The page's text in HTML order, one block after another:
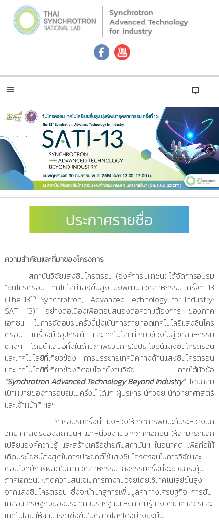
ความสำคัญและที่มาของโครงการ
สถาบันวิจัยแสงซินโครตรอน (องค์การมหาชน) ได้จัดการอบรม
“ซินโครตรอน เทคโนโลยีแสงขั้นสูง มุ่งพัฒนาอุตสาหกรรม ครั้งที่ 13
(The 13th Synchrotron, Advanced Technology for Industry:
SATI 13)” อย่างต่อเนื่องเพื่อตอบสนองต่อความต้องการ ของภาค
เอกชน ในการจัดอบรมครั้งนี้มุ่งเน้นการถ่ายทอดเทคโนโลยีแสงซินโคร
ตรอน เครื่องมืออุปกรณ์ และเทคโนโลยีที่เกี่ยวข้องไปสู่อุตสาหกรรม
ต่างๆ โดยนำเสนอทั้งในด้านภาพรวมการใช้ประโยชน์แสงซินโครตรอน
และเทคโนโลยีที่เกี่ยวข้อง การบรรยายเทคนิคทางด้านแสงซินโครตรอน
และเทคโนโลยีที่เกี่ยวข้องที่ตอบโจทย์งานวิจัย ภายใต้หัวข้อ
“Synchrotron Advanced Technology Beyond Industry” โดยกลุ่ม
เป้าหมายของการอบรมในครั้งนี้ ได้แก่ ผู้บริหาร นักวิจัย นักวิทยาศาสตร์
และเจ้าหน้าที่ ฯลฯ
การอบรมครั้งนี้ มุ่งหวังให้เกิดการพบปะกันระหว่างนัก
วิทยาศาสตร์ของสถาบันฯ และหน่วยงานจากภาคเอกชน ให้สามารถแลก
เปลี่ยนองค์ความรู้ และสร้างเครือข่ายกับสถาบันฯ ในอนาคต เพื่อก่อให้
เกิดประโยชน์สูงสุดในการประยุกต์ใช้แสงซินโครตรอนในการวิจัยและ
ตอบโจทย์การผลิตในภาคอุตสาหกรรม กิจกรรมครั้งนี้จะช่วยกระตุ้น
ภาคเอกชนให้เกิดความสนใจในการทำงานวิจัยโดยใช้เทคโนโลยีขั้นสูง
จากแสงซินโครตรอน ซึ่งจะนำมาสู่การเพิ่มมูลค่าทางเศรษฐกิจ การขับ
เคลื่อนเศรษฐกิจของประเทศบนรากฐานแห่งความรู้ทางวิทยาศาสตร์และ
เทคโนโลยี ให้สามารถแข่งขันในตลาดโลกได้อย่างยั่งยืน